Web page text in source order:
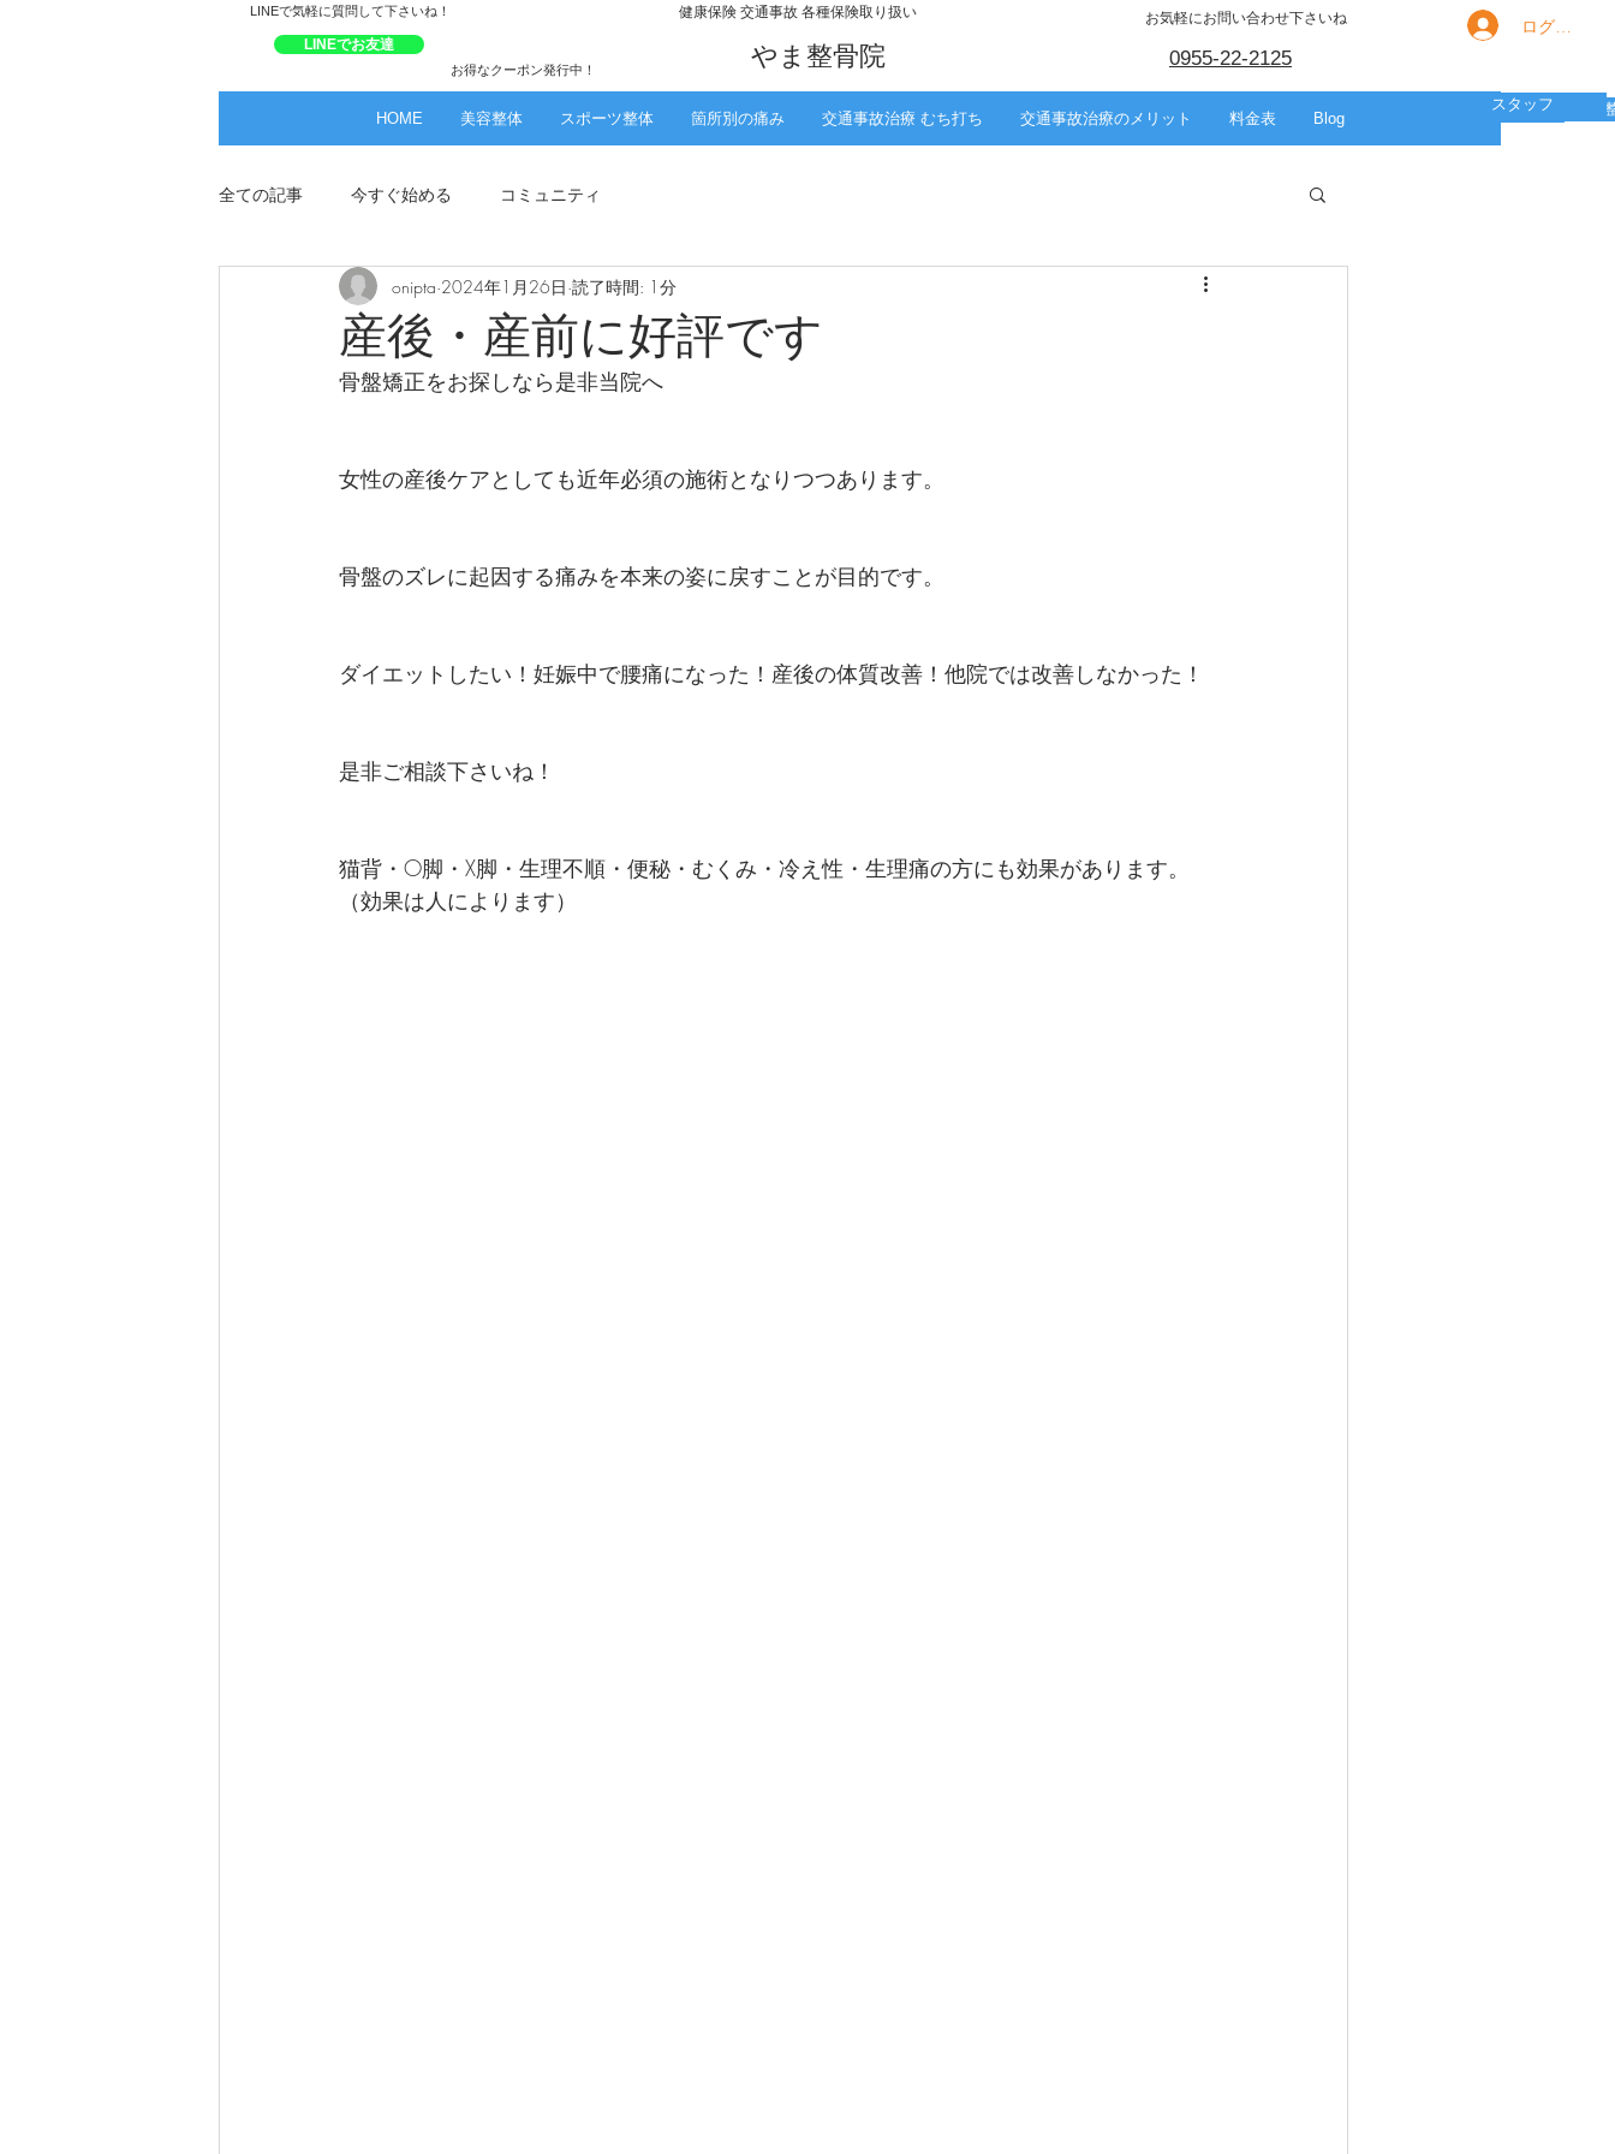
​LINEで気軽に質問して下さいね！
LINEでお友達
お得なクーポン発行中！
​健康保険 交通事故 各種保険取り扱い
​やま整骨院
お気軽にお問い合わせ下さいね
0955-22-2125
ログイン
HOME 美容整体 スポーツ整体 箇所別の痛み 交通事故治療 むち打ち 交通事故治療のメリット 料金表 Blog
スポーツ
美容整体
箇所別の痛み
HOME
スタッフ
全ての記事 今すぐ始める コミュニティ
産後・産前に好評です
onipta 2024年1月26日 読了時間: 1分
骨盤矯正をお探しなら是非当院へ
女性の産後ケアとしても近年必須の施術となりつつあります。
骨盤のズレに起因する痛みを本来の姿に戻すことが目的です。
ダイエットしたい！妊娠中で腰痛になった！産後の体質改善！他院では改善しなかった！
是非ご相談下さいね！
猫背・O脚・X脚・生理不順・便秘・むくみ・冷え性・生理痛の方にも効果があります。
（効果は人によります）